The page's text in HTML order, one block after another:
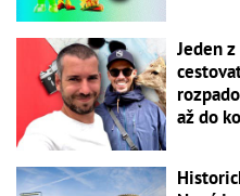
Jeden
až do